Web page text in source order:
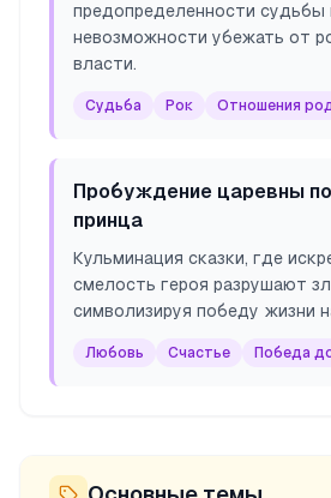
предопределенности судьбы
невозможности убежать от
власти.
Судьба Рок Отношения
Пробуждение царевны
принца
Кульминация сказки, где
смелость героя разрушают
символизируя победу жизни
Любовь Счастье Победа